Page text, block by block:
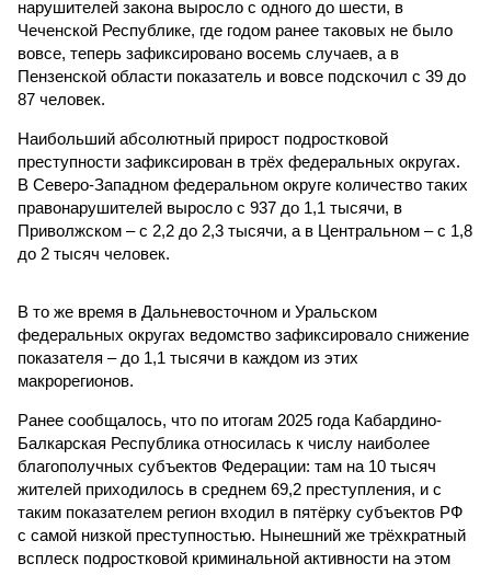
нарушителей закона выросло с одного до шести, в
Чеченской Республике, где годом ранее таковых не было
вовсе, теперь зафиксировано восемь случаев, а в
Пензенской области показатель и вовсе подскочил с 39 до
87 человек.
Наибольший абсолютный прирост подростковой
преступности зафиксирован в трёх федеральных округах.
В Северо-Западном федеральном округе количество таких
правонарушителей выросло с 937 до 1,1 тысячи, в
Приволжском – с 2,2 до 2,3 тысячи, а в Центральном – с 1,8
до 2 тысяч человек.
В то же время в Дальневосточном и Уральском
федеральных округах ведомство зафиксировало снижение
показателя – до 1,1 тысячи в каждом из этих
макрорегионов.
Ранее сообщалось, что по итогам 2025 года Кабардино-
Балкарская Республика относилась к числу наиболее
благополучных субъектов Федерации: там на 10 тысяч
жителей приходилось в среднем 69,2 преступления, и с
таким показателем регион входил в пятёрку субъектов РФ
с самой низкой преступностью. Нынешний же трёхкратный
всплеск подростковой криминальной активности на этом